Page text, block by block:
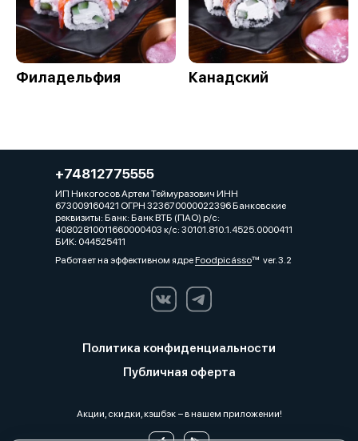
Филадельфия Канадский
+74812775555
ИП Никогосов Артем Теймуразович ИНН
673009160421 ОГРН 323670000022396 Банковские
реквизиты: Банк: Банк ВТБ (ПАО) р/с:
40802810011660000403 к/с: 30101.810.1.4525.0000411
БИК: 044525411
Работает на эффективном ядреFoodpicássover. 3.2
Политика конфиденциальности
Публичная оферта
Акции, скидки, кэшбэк − в нашем приложении!